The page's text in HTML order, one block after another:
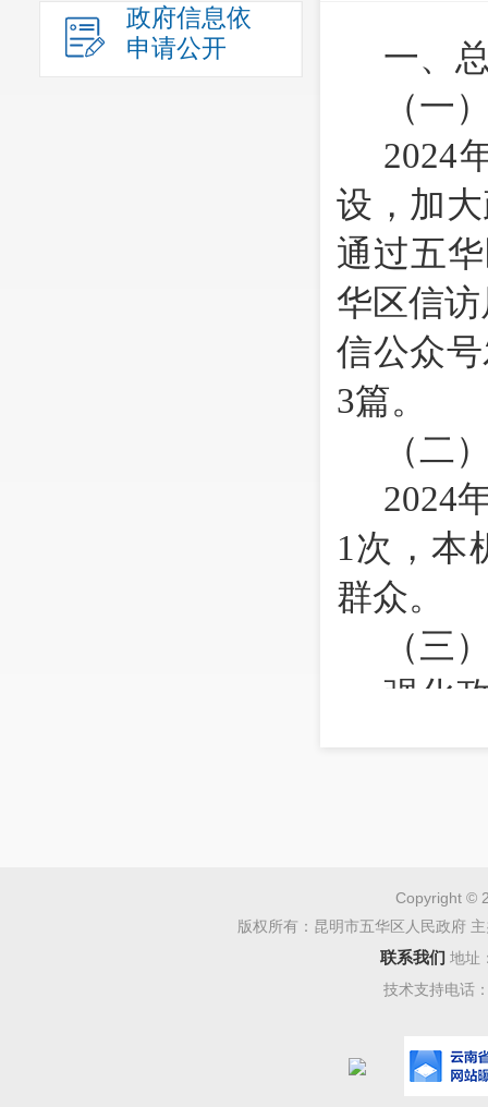
政府信息依
申请公开
一、
（一
2024
设，加
通过五
华区信
信公众
3篇。
（二
2024
1 次，本
群众。
（三
强化
严格
媒体的
局”微信
五华
Copyright ©
版权所有：昆明市五华区人民政府
联系我们 地址
技术支持电话